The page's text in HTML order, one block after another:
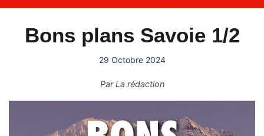
Bons plans Savoie 1/2
29 Octobre 2024
ParLa rédaction